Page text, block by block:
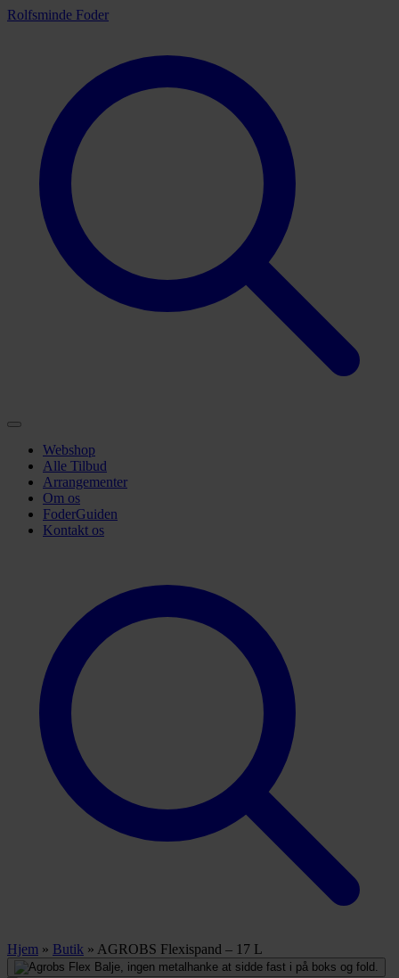
Rolfsminde Foder
Webshop
Alle Tilbud
Arrangementer
Om os
FoderGuiden
Kontakt os
Hjem » Butik » AGROBS Flexispand – 17 L